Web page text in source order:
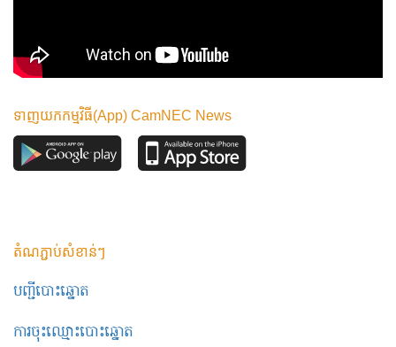
ទាញយកកម្មវិធី(App) CamNEC News
តំណភ្ជាប់សំខាន់ៗ
បញ្ជីបោះឆ្នោត
ការចុះឈ្មោះបោះឆ្នោត